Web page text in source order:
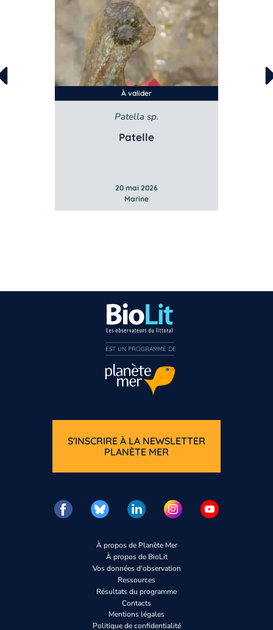
À valider
Patella sp.
Patelle
20 mai 2026
Marine
À propos de Planète Mer
À propos de BioLit
Vos données d'observation
Ressources
Résultats du programme
Contacts
Mentions légales
Politique de confidentialité
S'INSCRIRE À LA NEWSLETTER
PLANÈTE MER